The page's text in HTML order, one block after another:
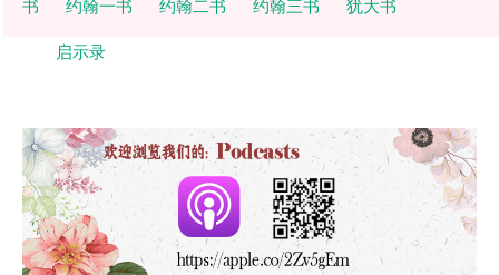
书
约翰一书 约翰二书 约翰三书
犹大书
启示录